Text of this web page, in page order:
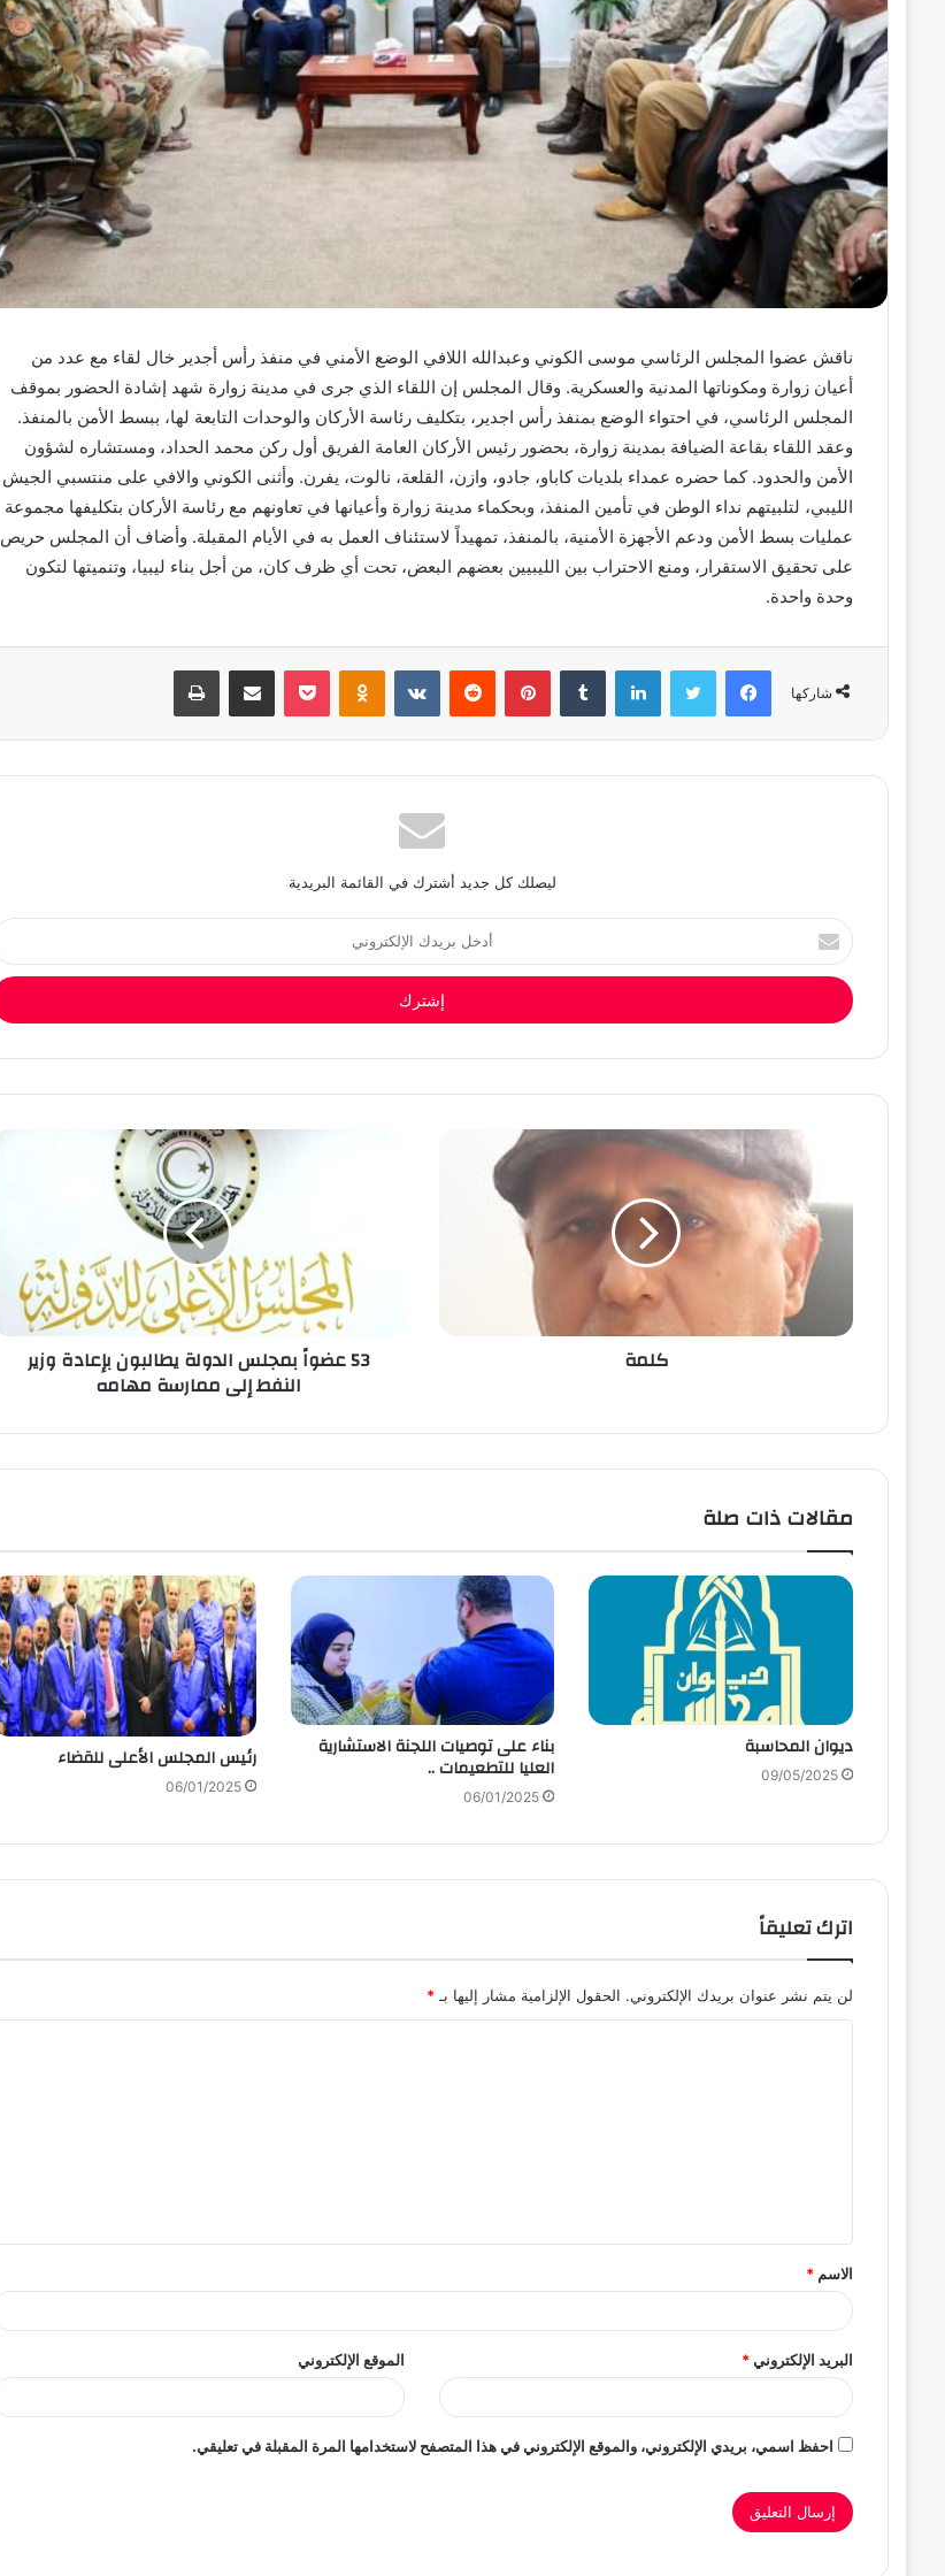
ناقش عضوا المجلس الرئاسي موسى الكوني وعبدالله اللافي الوضع الأمني في منفذ رأس أجدير خال لقاء مع عدد من
أعيان زوارة ومكوناتها المدنية والعسكرية. وقال المجلس إن اللقاء الذي جرى في مدينة زوارة شهد إشادة الحضور بموقف
المجلس الرئاسي، في احتواء الوضع بمنفذ رأس اجدير، بتكليف رئاسة الأركان والوحدات التابعة لها، ببسط الأمن بالمنفذ.
وعقد اللقاء بقاعة الضيافة بمدينة زوارة، بحضور رئيس الأركان العامة الفريق أول ركن محمد الحداد، ومستشاره لشؤون
الأمن والحدود. كما حضره عمداء بلديات كاباو، جادو، وازن، القلعة، نالوت، يفرن. وأثنى الكوني والافي على منتسبي الجيش
الليبي، لتلبيتهم نداء الوطن في تأمين المنفذ، وبحكماء مدينة زوارة وأعيانها في تعاونهم مع رئاسة الأركان بتكليفها مجموعة
عمليات بسط الأمن ودعم الأجهزة الأمنية، بالمنفذ، تمهيداً لاستئناف العمل به في الأيام المقبلة. وأضاف أن المجلس حريص
على تحقيق الاستقرار، ومنع الاحتراب بين الليبيين بعضهم البعض، تحت أي ظرف كان، من أجل بناء ليبيا، وتنميتها لتكون
وحدة واحدة.
شاركها
فيسبوك تويتر لينكدإن ‏Tumblr بينتيريست
‏Reddit
‏VKontakte
Odnoklassniki
بوكيت مشاركة عبر البريد طباعة
ليصلك كل جديد أشترك في القائمة البريدية
أدخل
بريدك
الإلكتروني
كلمة 53 عضواً بمجلس الدولة يطالبون بإعادة وزير
النفط إلى ممارسة مهامه
مقالات ذات صلة
ديوان المحاسبة
09/05/2025
بناء على توصيات اللجنة الاستشارية
العليا للتطعيمات ..
06/01/2025
رئيس المجلس الأعلى للقضاء
06/01/2025
اترك تعليقاً
لن يتم نشر عنوان بريدك الإلكتروني. الحقول الإلزامية مشار إليها بـ *
ق
*
الاسم *
البريد الإلكتروني* الموقع الإلكتروني
احفظ اسمي، بريدي الإلكتروني، والموقع الإلكتروني في هذا المتصفح لاستخدامها المرة المقبلة في تعليقي.